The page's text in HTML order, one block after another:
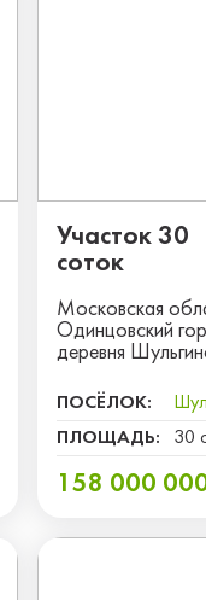
Участок 30
соток
Московская
Одинцовский
деревня
ПОСЁЛОК:
ПЛОЩАДЬ:
30
158 000